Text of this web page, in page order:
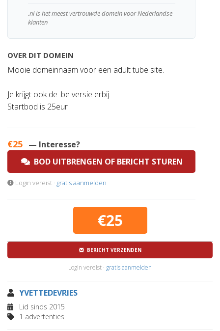
.nl is het meest vertrouwde domein voor Nederlandse
klanten
OVER DIT DOMEIN
Mooie domeinnaam voor een adult tube site.
Je krijgt ook de .be versie erbij.
Startbod is 25eur
€25 — Interesse?
BOD UITBRENGEN OF BERICHT STUREN
Login vereist · gratis aanmelden
€25
BERICHT VERZENDEN
Login vereist · gratis aanmelden
YVETTEDEVRIES
Lid sinds 2015
1 advertenties